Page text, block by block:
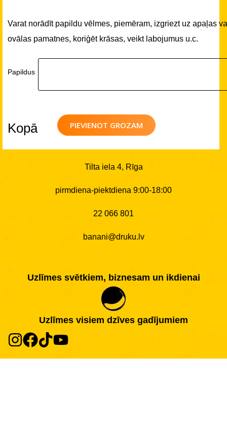
Varat norādīt papildu vēlmes, piemēram, izgriezt uz apaļas
ovālas pamatnes, koriģēt krāsas, veikt labojumus u.c.
Papildus
PIEVIENOT GROZAM
Kopā
Tilta iela 4, Rīga
pirmdiena-piektdiena 9:00-18:00
22 066 801
banani@druku.lv
Uzlīmes svētkiem, biznesam un ikdienai
Uzlīmes visiem dzīves gadījumiem